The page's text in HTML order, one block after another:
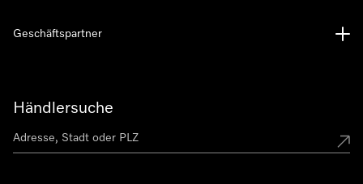
Händlersuche
Geschäftspartner